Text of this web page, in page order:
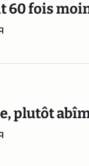
60 fois
plutôt